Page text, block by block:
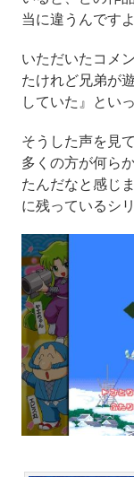
当に違うんですよ
いただいたコメ
たけれど兄弟が
していた』とい
そうした声を見
多くの方が何ら
たんだなと感じ
に残っているシ